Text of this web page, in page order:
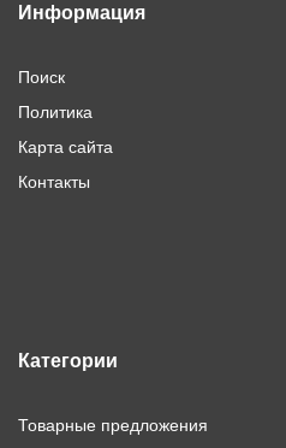
Информация
Поиск
Политика
Карта сайта
Контакты
Категории
Товарные предложения